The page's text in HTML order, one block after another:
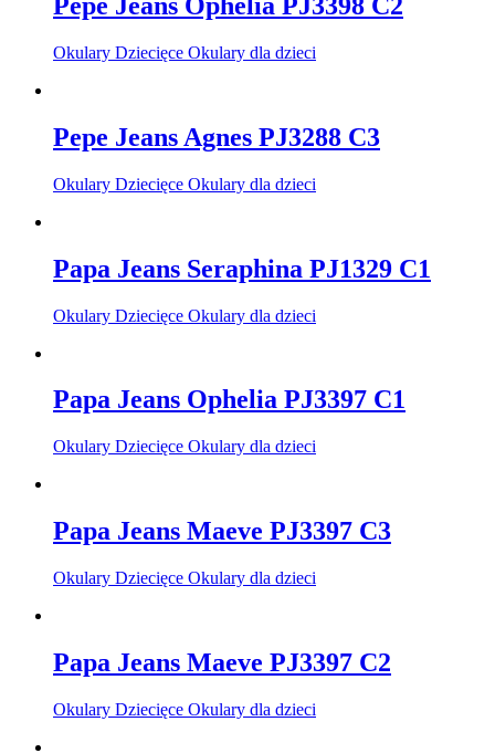
Okulary Dziecięce Okulary dla dzieci
Pepe Jeans Agnes PJ3288 C3
Okulary Dziecięce Okulary dla dzieci
Papa Jeans Seraphina PJ1329 C1
Okulary Dziecięce Okulary dla dzieci
Papa Jeans Ophelia PJ3397 C1
Okulary Dziecięce Okulary dla dzieci
Papa Jeans Maeve PJ3397 C3
Okulary Dziecięce Okulary dla dzieci
Papa Jeans Maeve PJ3397 C2
Okulary Dziecięce Okulary dla dzieci